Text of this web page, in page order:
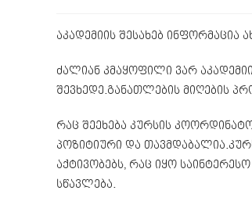
აკადემიის შესახებ ინფორმაცია
ძალიან კმაყოფილი ვარ
შევხედე.განათლების მიღების
რაც შეეხება კურსის
პოზიტიური და
აქტივობებს, რაც იყო
სწავლება.